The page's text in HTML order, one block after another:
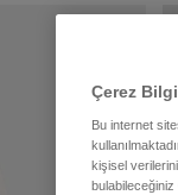
Çerez
Bu internet
kişisel
bulabileceğiniz